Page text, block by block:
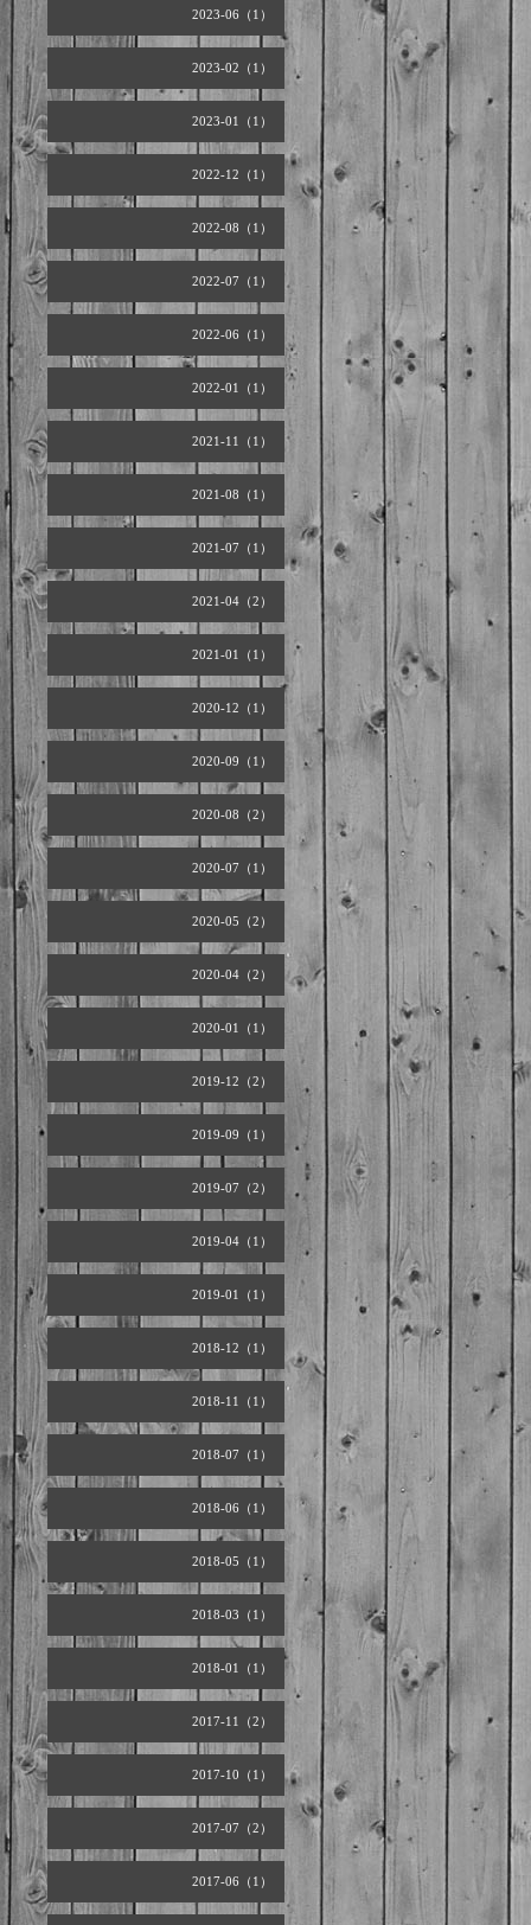
2023-06（1）
2023-02（1）
2023-01（1）
2022-12（1）
2022-08（1）
2022-07（1）
2022-06（1）
2022-01（1）
2021-11（1）
2021-08（1）
2021-07（1）
2021-04（2）
2021-01（1）
2020-12（1）
2020-09（1）
2020-08（2）
2020-07（1）
2020-05（2）
2020-04（2）
2020-01（1）
2019-12（2）
2019-09（1）
2019-07（2）
2019-04（1）
2019-01（1）
2018-12（1）
2018-11（1）
2018-07（1）
2018-06（1）
2018-05（1）
2018-03（1）
2018-01（1）
2017-11（2）
2017-10（1）
2017-07（2）
2017-06（1）